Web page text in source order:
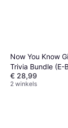
Now You Know
Trivia Bundle (E-
€ 28,99
2 winkels